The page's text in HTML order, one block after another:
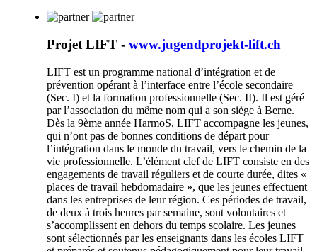
Projet LIFT - www.jugendprojekt-lift.ch
LIFT est un programme national d’intégration et de
prévention opérant à l’interface entre l’école secondaire
(Sec. I) et la formation professionnelle (Sec. II). Il est géré
par l’association du même nom qui a son siège à Berne.
Dès la 9ème année HarmoS, LIFT accompagne les jeunes,
qui n’ont pas de bonnes conditions de départ pour
l’intégration dans le monde du travail, vers le chemin de la
vie professionnelle. L’élément clef de LIFT consiste en des
engagements de travail réguliers et de courte durée, dites «
places de travail hebdomadaire », que les jeunes effectuent
dans les entreprises de leur région. Ces périodes de travail,
de deux à trois heures par semaine, sont volontaires et
s’accomplissent en dehors du temps scolaire. Les jeunes
sont sélectionnés par les enseignants dans les écoles LIFT